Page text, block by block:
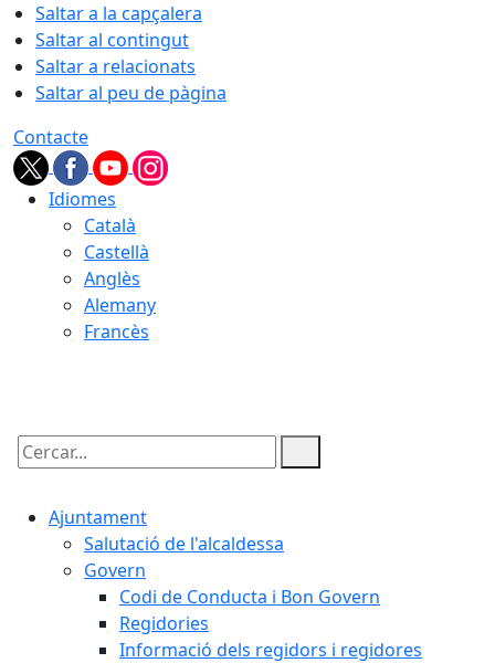
Saltar a la capçalera
Saltar al contingut
Saltar a relacionats
Saltar al peu de pàgina
Contacte
Idiomes
Català
Castellà
Anglès
Alemany
Francès
Cercar:
Ajuntament
Salutació de l'alcaldessa
Govern
Codi de Conducta i Bon Govern
Regidories
Informació dels regidors i regidores